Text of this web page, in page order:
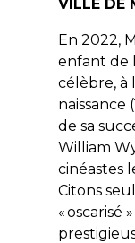
VILLE DE
En 2022,
enfant de
célèbre, à
naissance
de sa
William
cinéastes
Citons
« oscarisé